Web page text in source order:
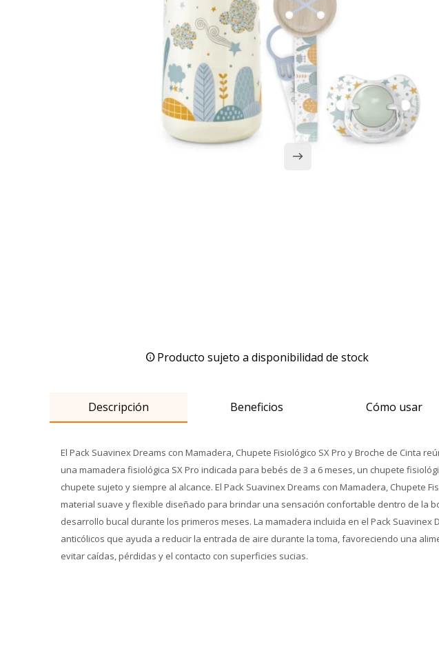
Producto sujeto a disponibilidad de stock
Descripción Beneficios Cómo usar
El Pack Suavinex Dreams con Mamadera, Chupete Fisiológico SX Pro y Broche de Cinta
una mamadera fisiológica SX Pro indicada para bebés de 3 a 6 meses, un chupete
chupete sujeto y siempre al alcance. El Pack Suavinex Dreams con Mamadera, Chupete
material suave y flexible diseñado para brindar una sensación confortable dentro de la
desarrollo bucal durante los primeros meses. La mamadera incluida en el Pack Suavinex
anticólicos que ayuda a reducir la entrada de aire durante la toma, favoreciendo una
evitar caídas, pérdidas y el contacto con superficies sucias.